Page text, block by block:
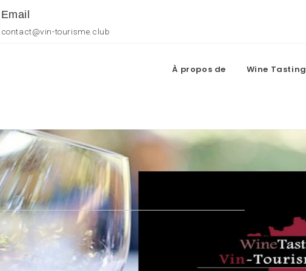
Email
contact@vin-tourisme.club
À propos de Wine Tasting